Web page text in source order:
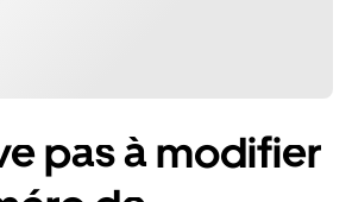
pas à modifier